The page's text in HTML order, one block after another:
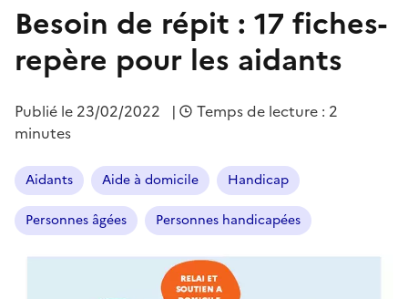
Besoin de répit : 17 fiches-
repère pour les aidants
Publié le 23/02/2022 |
Temps de lecture : 2
minutes
Aidants Aide à domicile Handicap
Personnes âgées Personnes handicapées